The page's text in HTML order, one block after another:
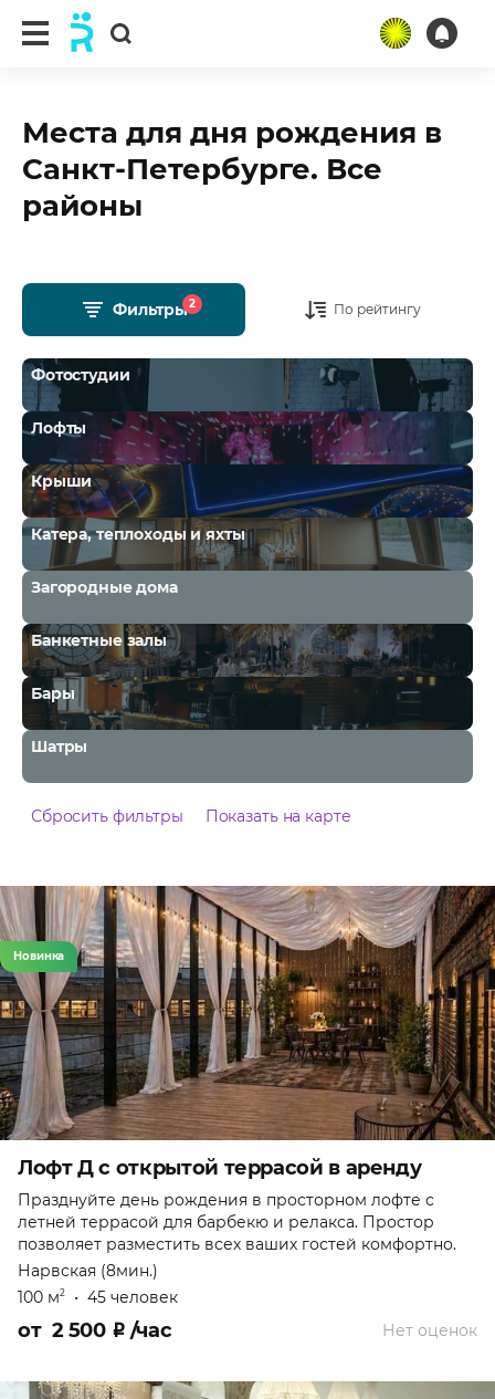
Места для дня рождения в
Санкт-Петербурге. Все
районы
Фильтры2 По рейтингу
Фотостудии
Лофты
Крыши
Катера, теплоходы и яхты
Загородные дома
Банкетные залы
Бары
Шатры
Сбросить фильтры Показать на карте
Новинка
Лофт Д с открытой террасой в аренду
Празднуйте день рождения в просторном лофте с
летней террасой для барбекю и релакса. Простор
позволяет разместить всех ваших гостей комфортно.
Нарвская (8мин.)
100 м2 • 45 человек
Нет оценок
от 2 500 ₽ /час